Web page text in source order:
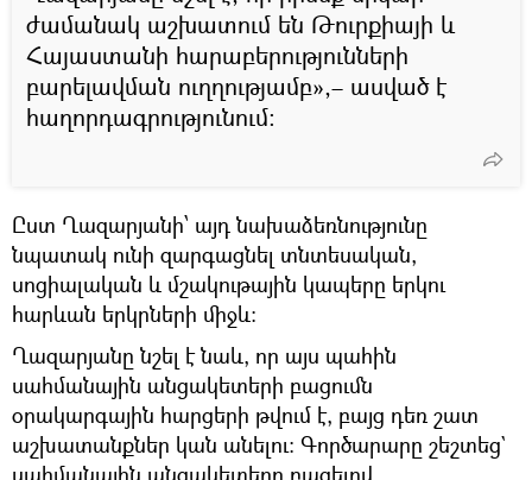
ժամանակ աշխատում են Թուրքիայի և
Հայաստանի հարաբերությունների
բարելավման ուղղությամբ»,– ասված է
հաղորդագրությունում։
Ըստ Ղազարյանի՝ այդ նախաձեռնությունը
նպատակ ունի զարգացնել տնտեսական,
սոցիալական և մշակութային կապերը երկու
հարևան երկրների միջև:
Ղազարյանը նշել է նաև, որ այս պահին
սահմանային անցակետերի բացումն
օրակարգային հարցերի թվում է, բայց դեռ շատ
աշխատանքներ կան անելու։ Գործարարը շեշտեց`
սահմանային անցակետերը բացելով